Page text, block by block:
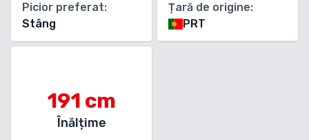
Picior preferat:
Stâng
Țară de origine:
PRT
191 cm
Înălțime